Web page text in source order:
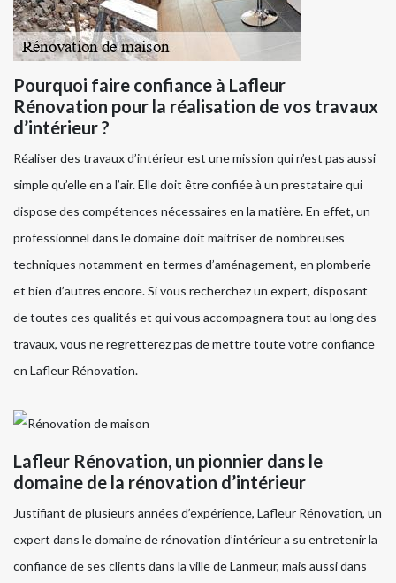
Pourquoi faire confiance à Lafleur
Rénovation pour la réalisation de vos travaux
d’intérieur ?
Réaliser des travaux d’intérieur est une mission qui n’est pas aussi
simple qu’elle en a l’air. Elle doit être confiée à un prestataire qui
dispose des compétences nécessaires en la matière. En effet, un
professionnel dans le domaine doit maitriser de nombreuses
techniques notamment en termes d’aménagement, en plomberie
et bien d’autres encore. Si vous recherchez un expert, disposant
de toutes ces qualités et qui vous accompagnera tout au long des
travaux, vous ne regretterez pas de mettre toute votre confiance
en Lafleur Rénovation.
Lafleur Rénovation, un pionnier dans le
domaine de la rénovation d’intérieur
Justifiant de plusieurs années d’expérience, Lafleur Rénovation, un
expert dans le domaine de rénovation d’intérieur a su entretenir la
confiance de ses clients dans la ville de Lanmeur, mais aussi dans